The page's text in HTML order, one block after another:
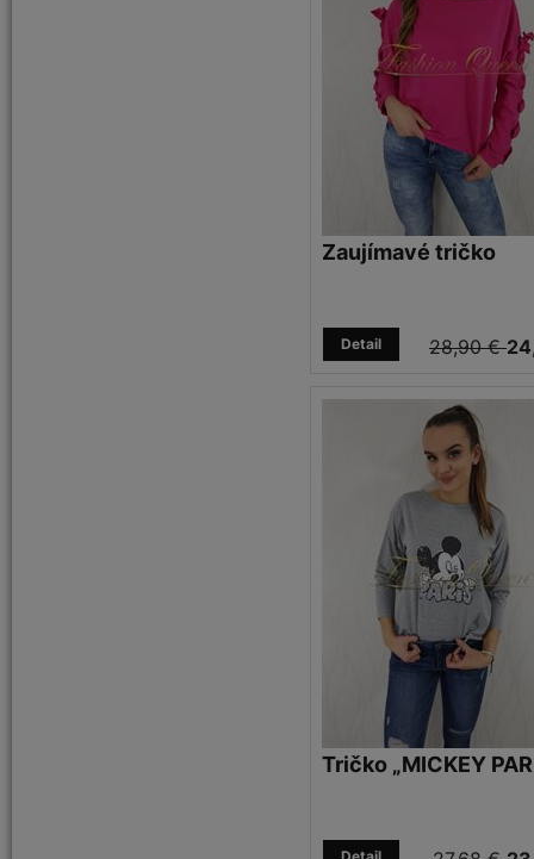
Zaujímavé tričko
28,90 €
Detail
Tričko „MICKEY